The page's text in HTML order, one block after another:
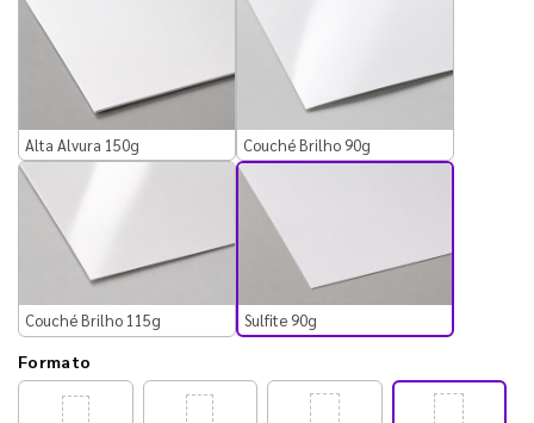
Alta Alvura 150g Couché Brilho 90g
Couché Brilho 115g Sulfite 90g
Formato